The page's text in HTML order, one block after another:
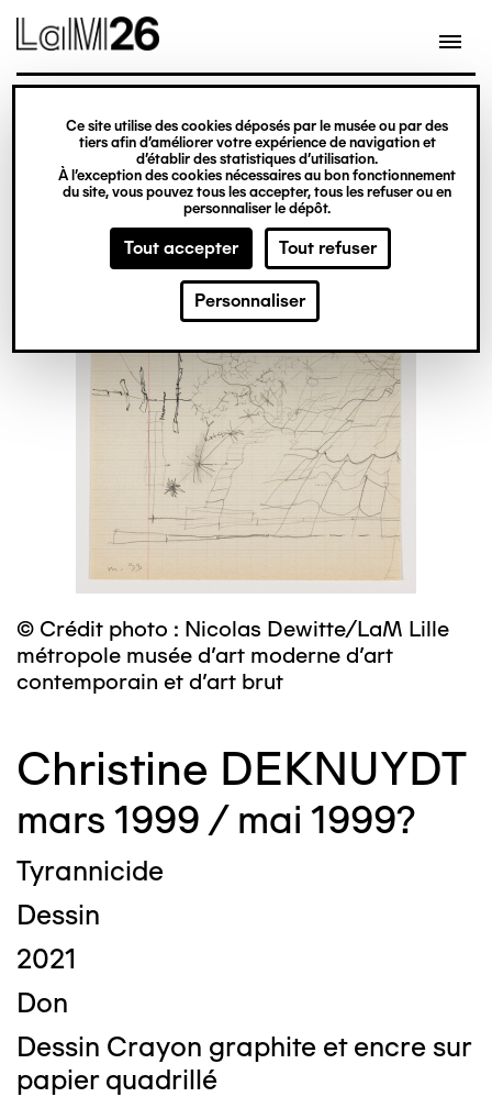
Gestion des cookies
Ce site utilise des cookies déposés par le musée ou par des
tiers afin d’améliorer votre expérience de navigation et
d’établir des statistiques d’utilisation.
À l’exception des cookies nécessaires au bon fonctionnement
du site, vous pouvez tous les accepter, tous les refuser ou en
personnaliser le dépôt.
Tout accepter Tout refuser
Personnaliser
contenu
© Crédit photo : Nicolas Dewitte/LaM Lille
métropole musée d’art moderne d’art
contemporain et d’art brut
Christine DEKNUYDT
mars 1999 / mai 1999?
Tyrannicide
Dessin
2021
Don
Dessin Crayon graphite et encre sur
papier quadrillé